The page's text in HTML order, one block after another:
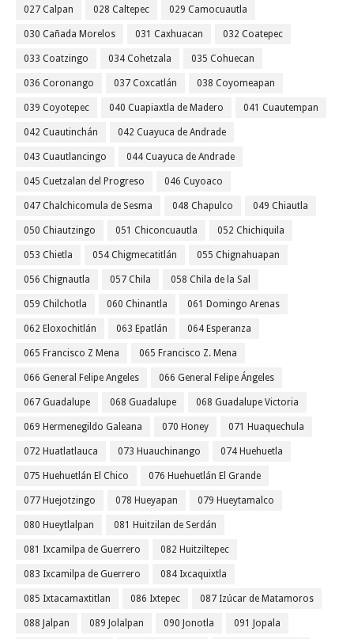
027 Calpan 028 Caltepec 029 Camocuautla
030 Cañada Morelos 031 Caxhuacan 032 Coatepec
033 Coatzingo 034 Cohetzala 035 Cohuecan
036 Coronango 037 Coxcatlán 038 Coyomeapan
039 Coyotepec 040 Cuapiaxtla de Madero 041 Cuautempan
042 Cuautinchán 042 Cuayuca de Andrade
043 Cuautlancingo 044 Cuayuca de Andrade
045 Cuetzalan del Progreso 046 Cuyoaco
047 Chalchicomula de Sesma 048 Chapulco 049 Chiautla
050 Chiautzingo 051 Chiconcuautla 052 Chichiquila
053 Chietla 054 Chigmecatitlán 055 Chignahuapan
056 Chignautla 057 Chila 058 Chila de la Sal
059 Chilchotla 060 Chinantla 061 Domingo Arenas
062 Eloxochitlán 063 Epatlán 064 Esperanza
065 Francisco Z Mena 065 Francisco Z. Mena
066 General Felipe Angeles 066 General Felipe Ángeles
067 Guadalupe 068 Guadalupe 068 Guadalupe Victoria
069 Hermenegildo Galeana 070 Honey 071 Huaquechula
072 Huatlatlauca 073 Huauchinango 074 Huehuetla
075 Huehuetlán El Chico 076 Huehuetlán El Grande
077 Huejotzingo 078 Hueyapan 079 Hueytamalco
080 Hueytlalpan 081 Huitzilan de Serdán
081 Ixcamilpa de Guerrero 082 Huitziltepec
083 Ixcamilpa de Guerrero 084 Ixcaquixtla
085 Ixtacamaxtitlan 086 Ixtepec 087 Izúcar de Matamoros
088 Jalpan 089 Jolalpan 090 Jonotla 091 Jopala